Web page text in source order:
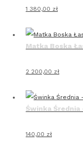
1 380,00 zł
Matka Boska
2 200,00 zł
Świnka Średnia
140,00 zł